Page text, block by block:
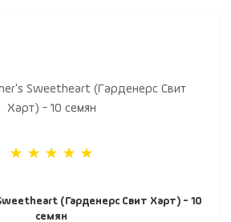
(Гарденерс Свит Харт) - 10
семян